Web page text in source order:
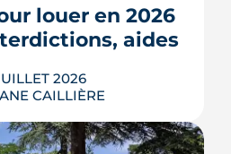
Garonne.
L'ARTICLE
louer en 2026
aides
2026
CAILLIÈRE